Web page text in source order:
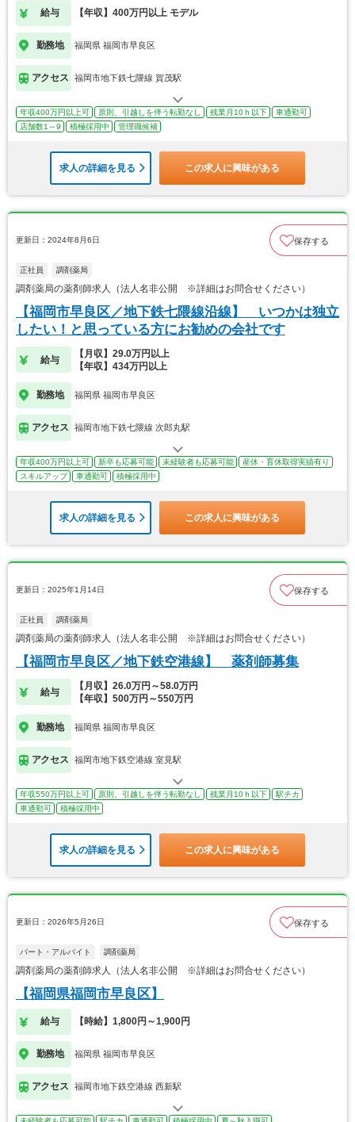
給与 【年収】400万円以上 モデル
勤務地 福岡県 福岡市早良区
アクセス 福岡市地下鉄七隈線 賀茂駅
年収400万円以上可 原則、引越しを伴う転勤なし 残業月10ｈ以下
車通勤可
店舗数1～9
積極採用中 管理職候補
求人の詳細を見る この求人に興味がある
更新日：2024年8月6日 保存する
正社員 調剤薬局
調剤薬局の薬剤師求人（法人名非公開 ※詳細はお問合せください）
【福岡市早良区／地下鉄七隈線沿線】 いつかは独立
したい！と思っている方にお勧めの会社です
給与
【月収】29.0万円以上
【年収】434万円以上
勤務地 福岡県 福岡市早良区
アクセス 福岡市地下鉄七隈線 次郎丸駅
年収400万円以上可 新卒も応募可能 未経験者も応募可能
産休・育休取得実績有り
スキルアップ
車通勤可 積極採用中
求人の詳細を見る この求人に興味がある
更新日：2025年1月14日 保存する
正社員 調剤薬局
調剤薬局の薬剤師求人（法人名非公開 ※詳細はお問合せください）
【福岡市早良区／地下鉄空港線】 薬剤師募集
給与
【月収】26.0万円～58.0万円
【年収】500万円～550万円
勤務地 福岡県 福岡市早良区
アクセス 福岡市地下鉄空港線 室見駅
年収550万円以上可 原則、引越しを伴う転勤なし 残業月10ｈ以下
駅チカ
車通勤可
積極採用中
求人の詳細を見る この求人に興味がある
更新日：2026年5月26日 保存する
パート・アルバイト 調剤薬局
調剤薬局の薬剤師求人（法人名非公開 ※詳細はお問合せください）
【福岡県福岡市早良区】
給与 【時給】1,800円～1,900円
勤務地 福岡県 福岡市早良区
アクセス 福岡市地下鉄空港線 西新駅